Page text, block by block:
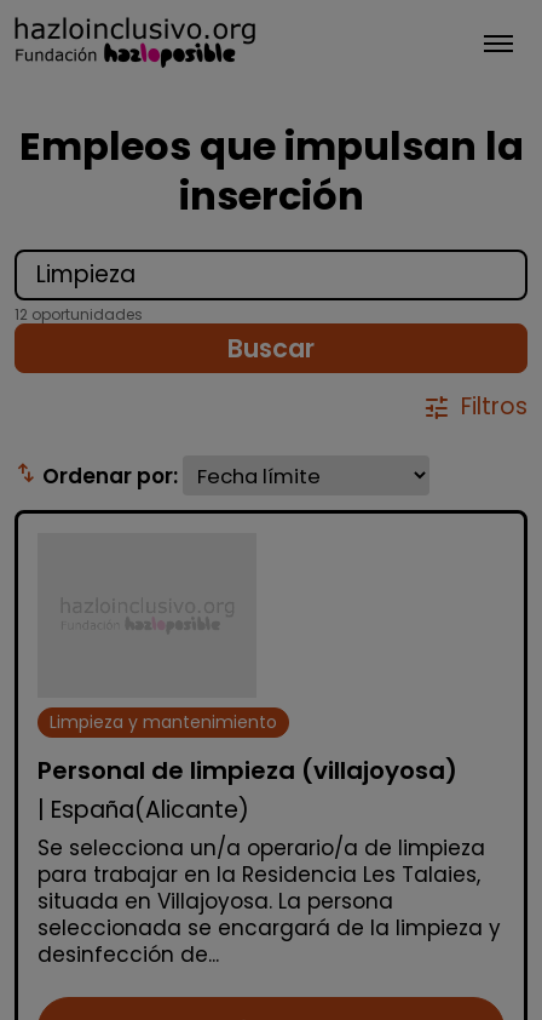
Empleos que impulsan la
inserción
12 oportunidades
Buscar
tune Filtros
swap_vert Ordenar por:
Limpieza y mantenimiento
Personal de limpieza (villajoyosa)
| España(Alicante)
Se selecciona un/a operario/a de limpieza
para trabajar en la Residencia Les Talaies,
situada en Villajoyosa. La persona
seleccionada se encargará de la limpieza y
desinfección de...